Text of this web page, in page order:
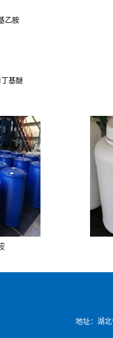
乙胺
丁基醚
地址：湖北